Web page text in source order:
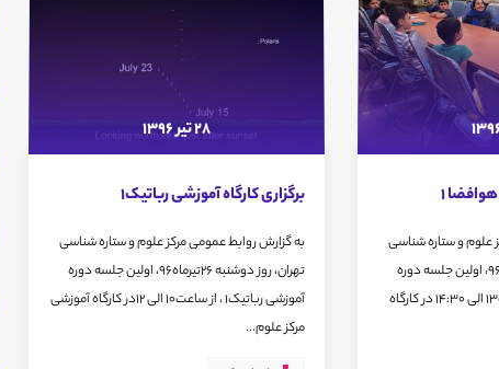
1
علوم و ستاره شناسی
تهران، روز دوشنبه 26تیرماه96، اولین جلسه دوره
آموزشی هوافضا1 ، از ساعت13 الی 14:30 در کارگاه
28 تیر 1396
برگزاری کارگاه آموزشی رباتیک1
به گزارش روابط عمومی مرکز علوم و ستاره شناسی
تهران، روز دوشنبه 26تیرماه96، اولین جلسه دوره
آموزشی رباتیک1 ، از ساعت10 الی 12در کارگاه آموزشی
مرکز علوم...